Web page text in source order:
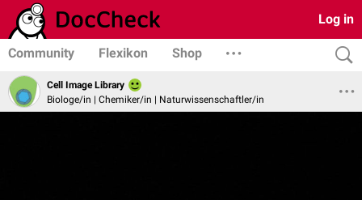
Log in
Community Flexikon Shop
Cell Image Library
Biologe/in | Chemiker/in | Naturwissenschaftler/in